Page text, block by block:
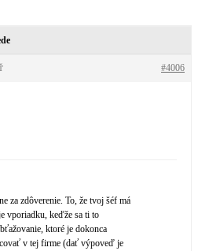
#4006
za zdôverenie. To, že tvoj šéf má
vporiadku, keďže sa ti to
ktoré je dokonca
v tej firme (dať výpoveď je